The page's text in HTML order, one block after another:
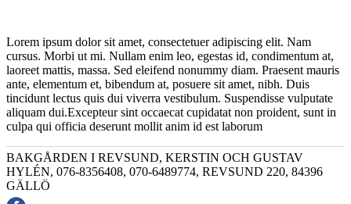
Lorem ipsum dolor sit amet, consectetuer adipiscing elit. Nam
cursus. Morbi ut mi. Nullam enim leo, egestas id, condimentum at,
laoreet mattis, massa. Sed eleifend nonummy diam. Praesent mauris
ante, elementum et, bibendum at, posuere sit amet, nibh. Duis
tincidunt lectus quis dui viverra vestibulum. Suspendisse vulputate
aliquam dui.Excepteur sint occaecat cupidatat non proident, sunt in
culpa qui officia deserunt mollit anim id est laborum
BAKGÅRDEN I REVSUND, KERSTIN OCH GUSTAV
HYLÉN, 076-8356408, 070-6489774, REVSUND 220, 84396
GÄLLÖ